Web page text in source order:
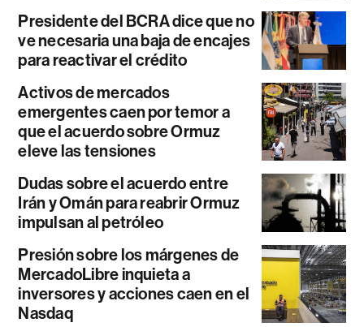
Presidente del BCRA dice que no
ve necesaria una baja de encajes
para reactivar el crédito
Activos de mercados
emergentes caen por temor a
que el acuerdo sobre Ormuz
eleve las tensiones
Dudas sobre el acuerdo entre
Irán y Omán para reabrir Ormuz
impulsan al petróleo
Presión sobre los márgenes de
MercadoLibre inquieta a
inversores y acciones caen en el
Nasdaq